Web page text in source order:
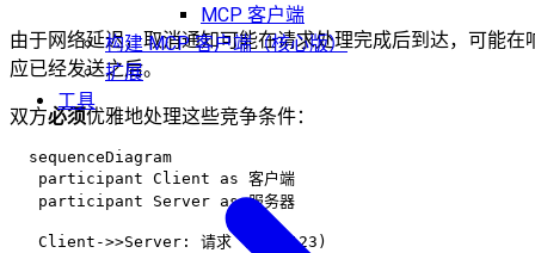
MCP 客户端
构建 MCP 客户端（核心版）
扩展
工具
由于网络延迟，取消通知可能在请求处理完成后到达，可能在
应已经发送之后。
双方必须优雅地处理这些竞争条件：
  sequenceDiagram
   participant Client as 客户端
   participant Server as 服务器
   Client->>Server: 请求 (ID: 123)